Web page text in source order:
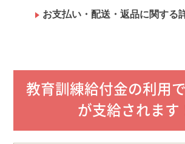
ご利用には、メールアドレスの登録が
ご利用にはインターネット回線の契約
たは上限に余裕のある回線でのご利用
す。
受講期限内でのみご利用になれます。
紙で提供されるすべての教材が、デジ
画面のイメージは変更になる場合があ
お支払い・配送・返品に関する
教育訓練給付金の利用
が支給されます